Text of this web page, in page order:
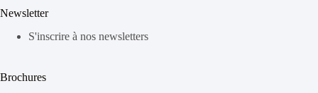
Newsletter
S'inscrire à nos newsletters
Brochures